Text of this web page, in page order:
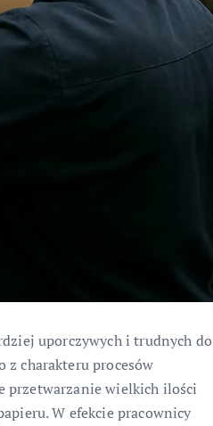
uporczywych i trudnych do
z charakteru procesów
przetwarzanie wielkich ilości
W efekcie pracownicy